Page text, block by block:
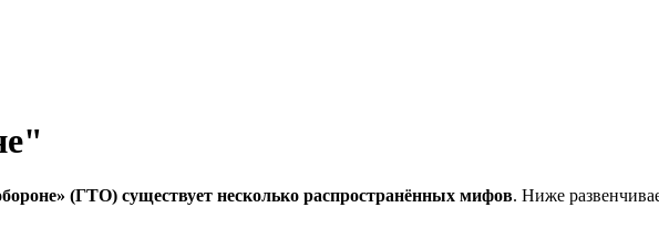
(ГТО) существует несколько распространённых мифов. Ниже